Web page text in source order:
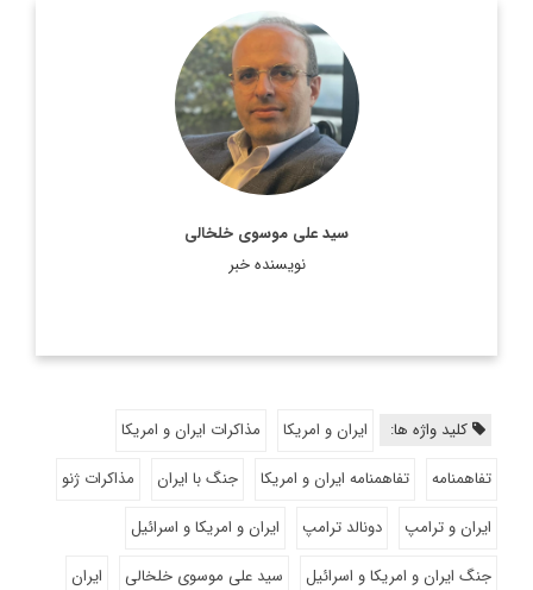
سید علی موسوی خلخالی
نویسنده خبر
روزنامه نگار، نویسنده، مترجم و سردبیر دیپلماسی ایرانی.
اطلاعات بیشتر
کلید واژه ها: ایران و امریکا
مذاکرات ایران و امریکا
تفاهمنامه
تفاهمنامه ایران و امریکا جنگ با ایران
مذاکرات ژنو
ایران و ترامپ
دونالد ترامپ
ایران و امریکا و اسرائیل
جنگ ایران و امریکا و اسرائیل
سید علی موسوی خلخالی
ایران